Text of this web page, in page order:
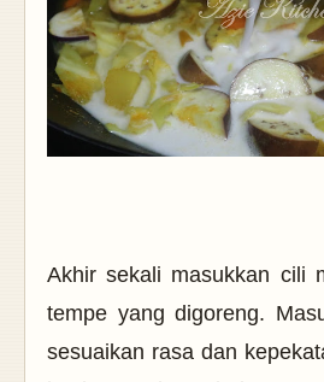
Akhir sekali masukkan cili
tempe yang digoreng.
sesuaikan rasa dan